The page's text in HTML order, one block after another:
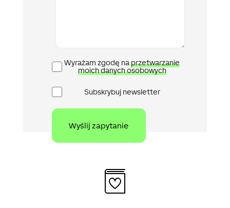
Polityka
prywatności
Wyrażam zgodę naprzetwarzanie
moich danych osobowych
Newsletter
Subskrybuj newsletter